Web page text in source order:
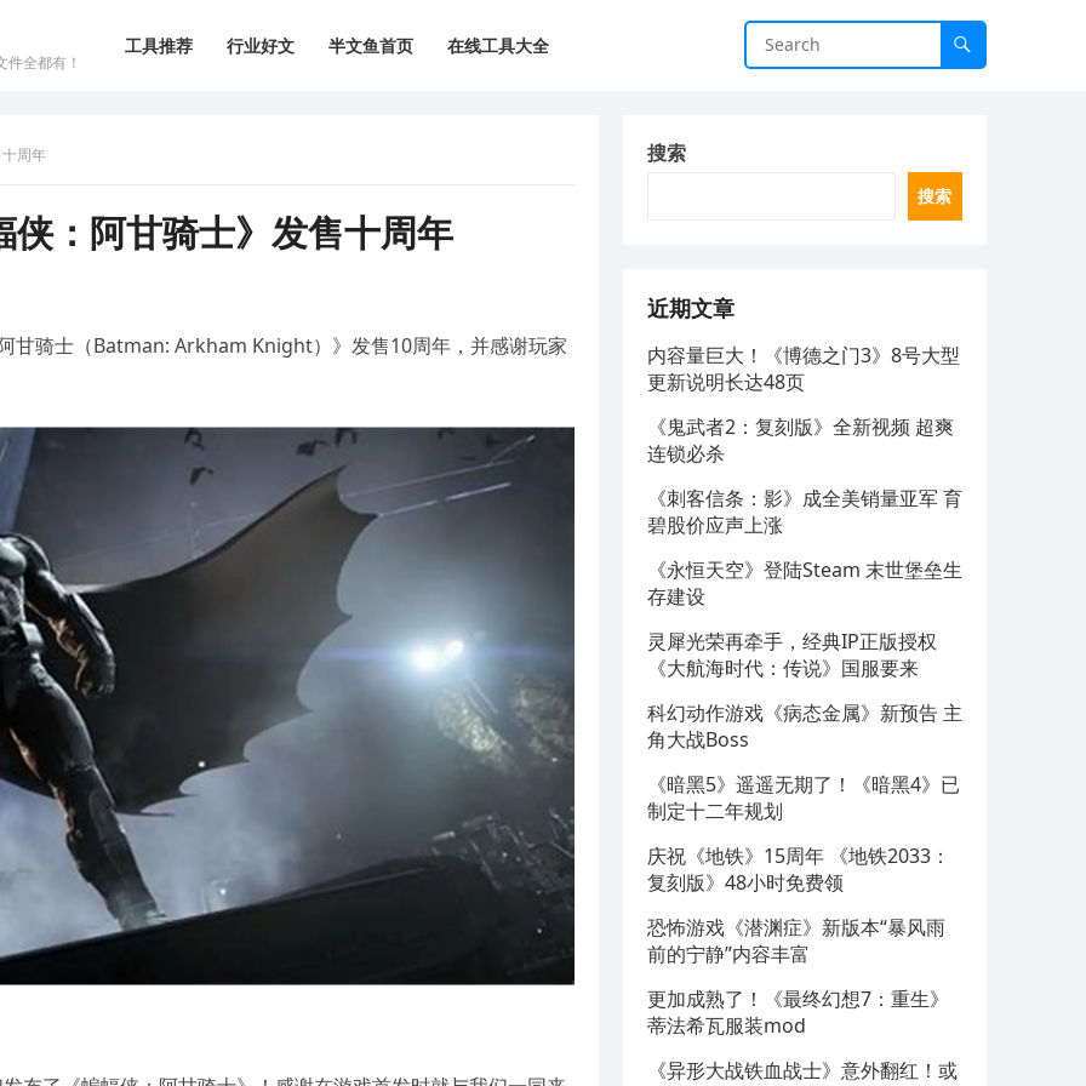
全都有！
工具推荐 行业好文 半文鱼首页 在线工具大全
周年
：阿甘骑士》发售十周年
甘骑士（Batman: Arkham Knight）》发售10周年，并感谢玩家
搜索
搜索
近期文章
内容量巨大！《博德之门3》8号大型
更新说明长达48页
《鬼武者2：复刻版》全新视频 超爽
连锁必杀
《刺客信条：影》成全美销量亚军 育
碧股价应声上涨
《永恒天空》登陆Steam 末世堡垒生
存建设
灵犀光荣再牵手，经典IP正版授权
《大航海时代：传说》国服要来
科幻动作游戏《病态金属》新预告 主
角大战Boss
《暗黑5》遥遥无期了！《暗黑4》已
制定十二年规划
庆祝《地铁》15周年 《地铁2033：
复刻版》48小时免费领
恐怖游戏《潜渊症》新版本“暴风雨
前的宁静”内容丰富
更加成熟了！《最终幻想7：重生》
蒂法希瓦服装mod
《异形大战铁血战士》意外翻红！或